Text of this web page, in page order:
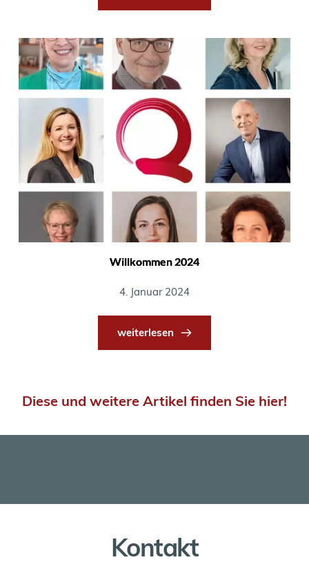
Willkommen 2024
4. Januar 2024
weiterlesen
Diese und weitere Artikel finden Sie hier!
Kontakt